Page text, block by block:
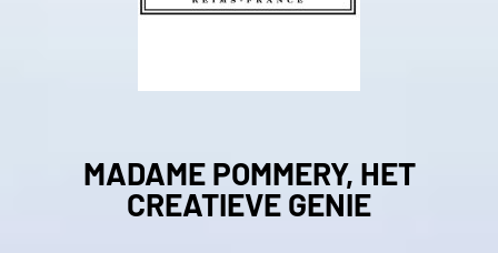
MADAME POMMERY, HET
CREATIEVE GENIE